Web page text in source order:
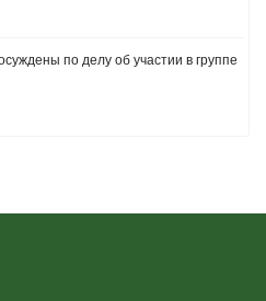
по делу об участии в группе